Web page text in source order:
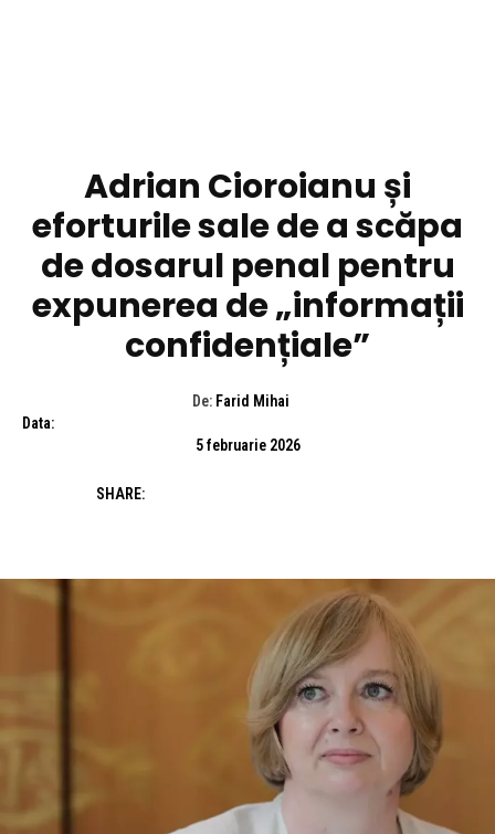
Adrian Cioroianu și
eforturile sale de a scăpa
de dosarul penal pentru
expunerea de „informații
confidențiale”
De: Farid Mihai
Data:
5 februarie 2026
SHARE: